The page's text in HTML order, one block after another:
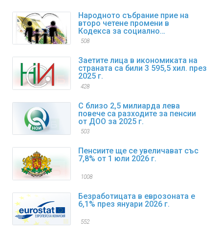
Народното събрание прие на
второ четене промени в
Кодекса за социално
осигуряване
508
Заетите лица в икономиката на
страната са били 3 595,5 хил. през
2025 г.
428
С близо 2,5 милиарда лева
повече са разходите за пенсии
от ДОО за 2025 г.
503
Пенсиите ще се увеличават със
7,8% от 1 юли 2026 г.
1008
Безработицата в еврозоната е
6,1% през януари 2026 г.
552